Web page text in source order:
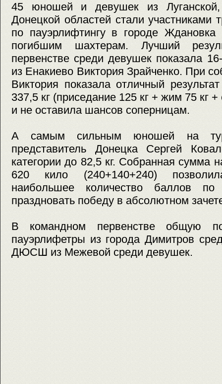
45 юношей и девушек из Луганской,
Донецкой областей стали участниками
по пауэрлифтингу в городе Ждановка
погибшим шахтерам. Лучший
первенстве среди девушек показала
из Енакиево Виктория Зрайченко. При
Виктория показала отличный
337,5 кг (приседание 125 кг + жим 75 кг +
и не оставила шансов соперницам.
А самым сильным юношей на
представитель Донецка Сергей
категории до 82,5 кг. Собранная сумма
620 кило (240+140+240)
наибольшее количество баллов
праздновать победу в абсолютном
В командном первенстве общую
пауэрлифетры из города Димитров
ДЮСШ из Межевой среди девушек.